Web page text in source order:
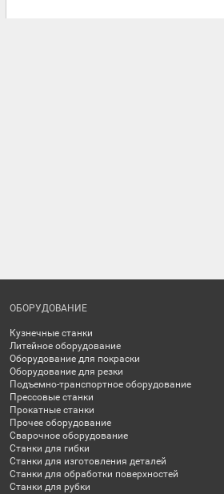
ОБОРУДОВАНИЕ
Кузнечные станки
Литейное оборудование
Оборудование для покраски
Оборудование для резки
Подъемно-транспортное оборудование
Прессовые станки
Прокатные станки
Прочее оборудование
Сварочное оборудование
Станки для гибки
Станки для изготовления деталей
Станки для обработки поверхностей
Станки для рубки